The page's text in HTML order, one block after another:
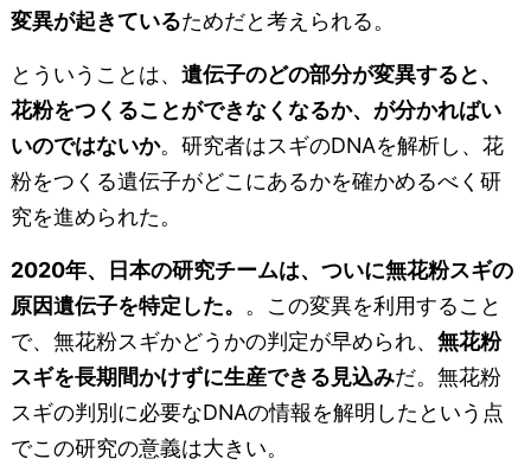
変異が起きているためだと考えられる。
とういうことは、 遺伝子のどの部分が変異すると、
花粉をつくることができなくなるか、が分かればい
いのではないか。研究者はスギのDNAを解析し、花
粉をつくる遺伝子がどこにあるかを確かめるべく研
究を進められた。
2020年、日本の研究チームは、ついに無花粉スギの
原因遺伝子を特定した。 。この変異を利用すること
で、無花粉スギかどうかの判定が早められ、 無花粉
スギを長期間かけずに生産できる見込みだ。無花粉
スギの判別に必要なDNAの情報を解明したという点
でこの研究の意義は大きい。